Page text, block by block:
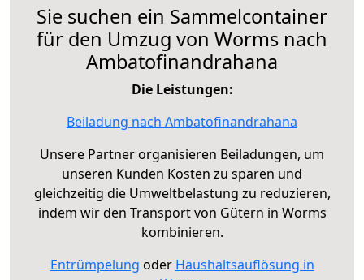
Sie suchen ein Sammelcontainer
für den Umzug von Worms nach
Ambatofinandrahana
Die Leistungen:
Beiladung nach Ambatofinandrahana
Unsere Partner organisieren Beiladungen, um
unseren Kunden Kosten zu sparen und
gleichzeitig die Umweltbelastung zu reduzieren,
indem wir den Transport von Gütern in Worms
kombinieren.
Entrümpelung oder Haushaltsauflösung in